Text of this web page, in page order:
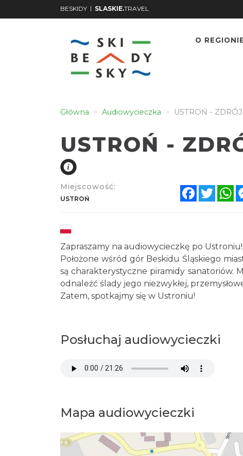
BESKIDY | SLASKIE.TRAVEL
O REGIONIE
Główna Audiowycieczka USTROŃ -
USTROŃ -
Miejscowość:
USTROŃ
Facebook
Zapraszamy na audiowycieczkę po Ustroniu!
Położone wśród gór Beskidu Śląskiego
są charakterystyczne piramidy sanatoriów.
odnaleźć ślady jego niezwykłej,
Zatem, spotkajmy się w Ustroniu!
Posłuchaj audiowycieczki
Mapa audiowycieczki